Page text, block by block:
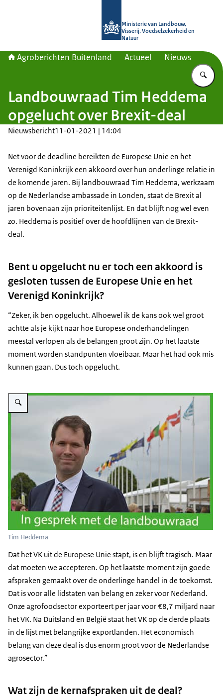
Ministerie van Landbouw,
Visserij, Voedselzekerheid en
Natuur
Agroberichten Buitenland Actueel Nieuws
Landbouwraad Tim Heddema
opgelucht over Brexit-deal
Nieuwsbericht11-01-2021 | 14:04
Net voor de deadline bereikten de Europese Unie en het
Verenigd Koninkrijk een akkoord over hun onderlinge relatie in
de komende jaren. Bij landbouwraad Tim Heddema, werkzaam
op de Nederlandse ambassade in Londen, staat de Brexit al
jaren bovenaan zijn prioriteitenlijst. En dat blijft nog wel even
zo. Heddema is positief over de hoofdlijnen van de Brexit-
deal.
Bent u opgelucht nu er toch een akkoord is
gesloten tussen de Europese Unie en het
Verenigd Koninkrijk?
“Zeker, ik ben opgelucht. Alhoewel ik de kans ook wel groot
achtte als je kijkt naar hoe Europese onderhandelingen
meestal verlopen als de belangen groot zijn. Op het laatste
moment worden standpunten vloeibaar. Maar het had ook mis
kunnen gaan. Dus toch opgelucht.
Vergroot afbeelding Tim Heddema
Tim Heddema
Dat het VK uit de Europese Unie stapt, is en blijft tragisch. Maar
dat moeten we accepteren. Op het laatste moment zijn goede
afspraken gemaakt over de onderlinge handel in de toekomst.
Dat is voor alle lidstaten van belang en zeker voor Nederland.
Onze agrofoodsector exporteert per jaar voor €8,7 miljard naar
het VK. Na Duitsland en België staat het VK op de derde plaats
in de lijst met belangrijke exportlanden. Het economisch
belang van deze deal is dus enorm groot voor de Nederlandse
agrosector.”
Wat zijn de kernafspraken uit de deal?